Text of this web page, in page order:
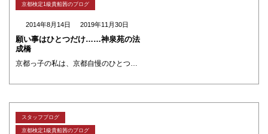
京都検定1級貴船茜のブログ
2014年8月14日 2019年11月30日
願い事はひとつだけ……神泉苑の法
成橋
京都っ子の私は、京都自慢のひとつとして 水を自慢することがある。 なんで？ 琵琶湖の水やん！ って思うかもしれませんが、 驚くことに京都盆地の下は巨大な水瓶のようになっていて、 琵琶湖と同じくらいの水量があるらしい。 そ ・・・
スタッフブログ
京都検定1級貴船茜のブログ